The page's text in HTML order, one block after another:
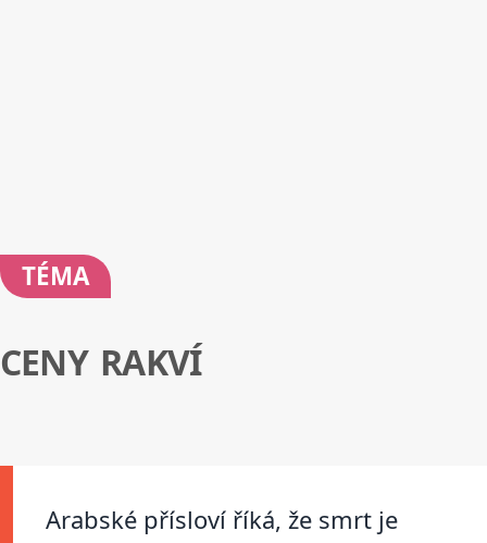
TÉMA
CENY RAKVÍ
Arabské přísloví říká, že smrt je